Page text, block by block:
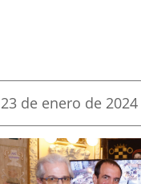
Fecha
la
noticia
23 de enero de 2024